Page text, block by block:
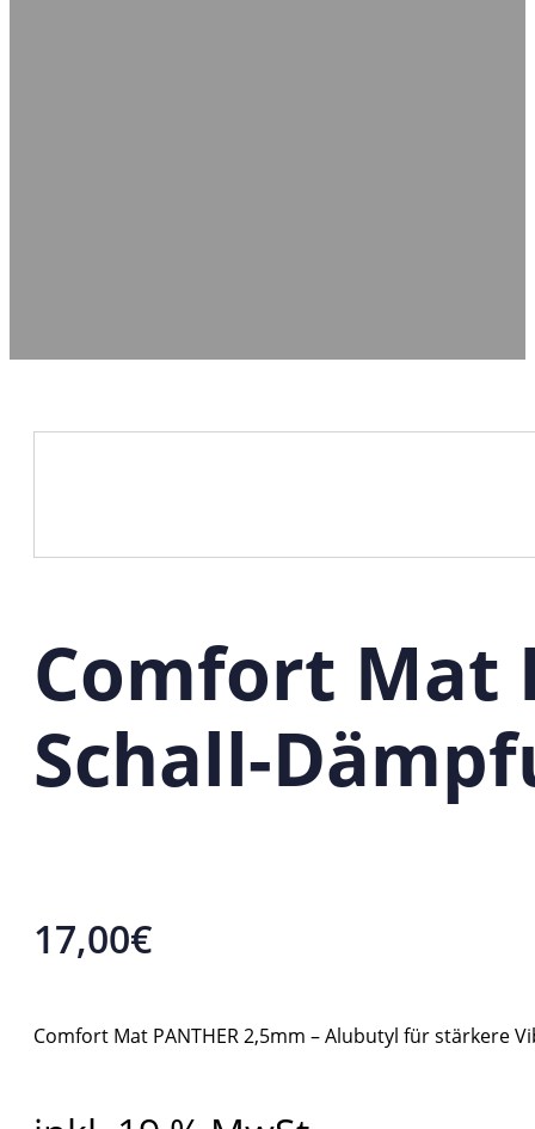
Comfort Mat
Schall-
17,00€
Comfort Mat PANTHER 2,5mm – Alubutyl für stärkere